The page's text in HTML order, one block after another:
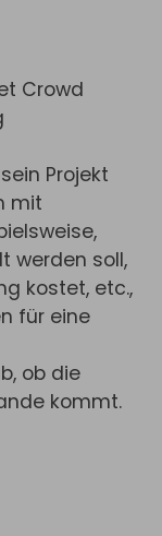
Crowd
Projekt
mit
werden soll,
kostet, etc.,
für eine
ob die
kommt.